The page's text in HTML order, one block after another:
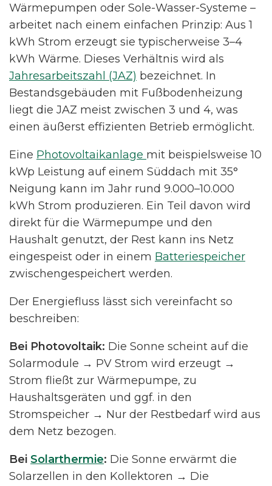
Wärmepumpen oder Sole-Wasser-Systeme –
arbeitet nach einem einfachen Prinzip: Aus 1
kWh Strom erzeugt sie typischerweise 3–4
kWh Wärme. Dieses Verhältnis wird als
Jahresarbeitszahl (JAZ) bezeichnet. In
Bestandsgebäuden mit Fußbodenheizung
liegt die JAZ meist zwischen 3 und 4, was
einen äußerst effizienten Betrieb ermöglicht.
Eine Photovoltaikanlage mit beispielsweise 10
kWp Leistung auf einem Süddach mit 35°
Neigung kann im Jahr rund 9.000–10.000
kWh Strom produzieren. Ein Teil davon wird
direkt für die Wärmepumpe und den
Haushalt genutzt, der Rest kann ins Netz
eingespeist oder in einem Batteriespeicher
zwischengespeichert werden.
Der Energiefluss lässt sich vereinfacht so
beschreiben:
Bei Photovoltaik: Die Sonne scheint auf die
Solarmodule → PV Strom wird erzeugt →
Strom fließt zur Wärmepumpe, zu
Haushaltsgeräten und ggf. in den
Stromspeicher → Nur der Restbedarf wird aus
dem Netz bezogen.
Bei Solarthermie: Die Sonne erwärmt die
Solarzellen in den Kollektoren → Die